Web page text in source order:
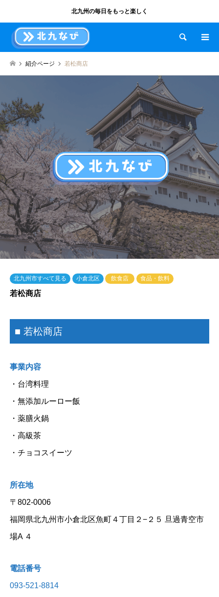
北九州の毎日をもっと楽しく
検索
紹介ページ 若松商店
北九州市すべて見る 小倉北区 飲食店 食品・飲料
若松商店
■ 若松商店
事業内容
・台湾料理
・無添加ルーロー飯
・薬膳火鍋
・高級茶
・チョコスイーツ
所在地
〒802-0006
福岡県北九州市小倉北区魚町４丁目２−２５ 旦過青空市
場A ４
電話番号
093-521-8814